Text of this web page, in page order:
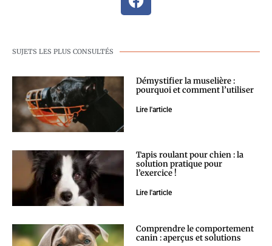
SUJETS LES PLUS CONSULTÉS
Démystifier la muselière :
pourquoi et comment l’utiliser
Lire l'article
Tapis roulant pour chien : la
solution pratique pour
l’exercice !
Lire l'article
Comprendre le comportement
canin : aperçus et solutions